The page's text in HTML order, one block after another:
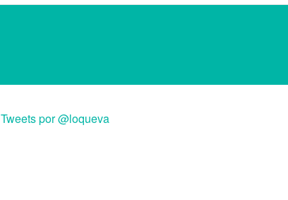
Tweets por @loqueva